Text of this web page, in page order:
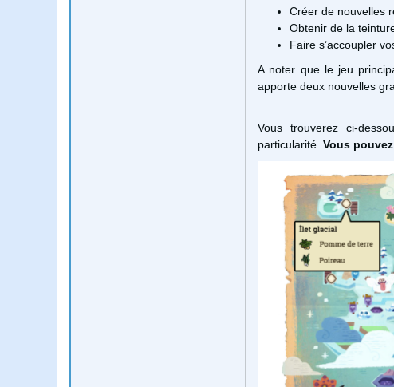
Créer de nouvelles
Obtenir de la
Faire s’accoupler
A noter que le jeu
apporte deux nouvelles
Vous trouverez ci-
particularité. Vous